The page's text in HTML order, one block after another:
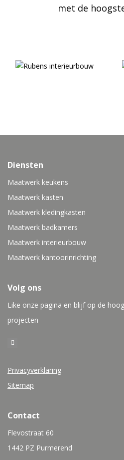
met de
Diensten
Maatwerk keukens
Maatwerk kasten
Maatwerk kledingkasten
Maatwerk badkamers
Maatwerk interieurbouw
Maatwerk kantoorinrichting
Volg ons
Like onze pagina en blijf op de
projecten
Privacyverklaring
Sitemap
Contact
Flevostraat 60
1442 PZ Purmerend